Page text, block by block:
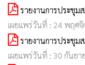
รายงานการประชุ
เผยแพร่วันที่ : 24 พฤศ
รายงานการประชุ
เผยแพร่วันที่ : 30 กันยา